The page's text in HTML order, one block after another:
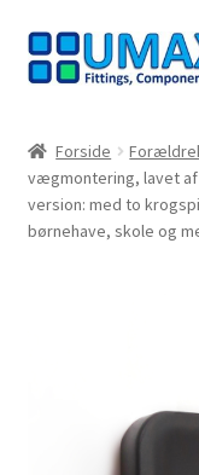
Spring
til
Spring
til
Afbestillingsregler
AGB
Kasseapparat
Forside
vægmontering, lavet
version: med to
børnehave, skole og